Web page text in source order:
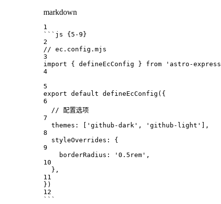
markdown
1
```js {5-9}
2
// ec.config.mjs
3
import { defineEcConfig } from
'astro-
4
5
export default defineEcConfig ({
6
// 配置选项
7
themes : 'github-dark' , 'github-light'
],
8
styleOverrides :
{
9
borderRadius : '0.5rem' ,
10
},
11
})
12
```